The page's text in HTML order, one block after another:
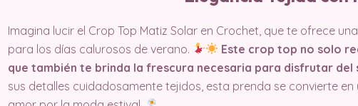
Imagina lucir el Crop Top Matiz Solar en Crochet, que te ofrece
para los días calurosos de verano.
Este crop top no solo
que también te brinda la frescura necesaria para disfrutar del
sus detalles cuidadosamente tejidos, esta prenda se convierte